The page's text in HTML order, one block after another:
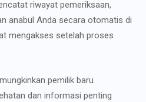
riwayat pemeriksaan,
anabul Anda secara otomatis di
mengakses setelah proses
pemilik baru
dan informasi penting